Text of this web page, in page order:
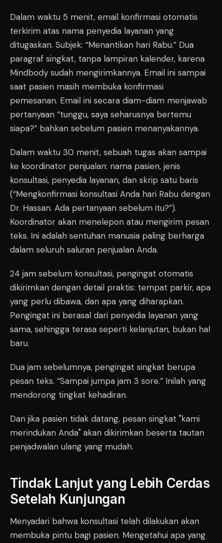
Dalam waktu 5 menit, email konfirmasi otomatis
terkirim atas nama penyedia layanan yang
ditugaskan. Subjek: “Menantikan hari Rabu.” Dua
paragraf singkat, tanpa lampiran kalender, karena
Mindbody sudah mengirimkannya. Email ini sampai
saat pasien masih membuka konfirmasi
pemesanan. Email ini secara diam-diam menjawab
pertanyaan “tunggu, saya seharusnya bertemu
siapa?” bahkan sebelum pasien menanyakannya.
Dalam waktu 30 menit, sebuah tugas akan sampai
ke koordinator penjualan: nama pasien, jenis
konsultasi, penyedia layanan, dan skrip satu baris
(“Mengkonfirmasi konsultasi Anda hari Rabu dengan
Dr. Hassan. Ada pertanyaan sebelum itu?”).
Koordinator akan menelepon atau mengirim pesan
teks. Ini adalah sentuhan manusia paling berharga
dalam seluruh saluran penjualan Anda.
24 jam sebelum konsultasi, pengingat otomatis
dikirimkan dengan detail praktis: tempat parkir, apa
yang perlu dibawa, dan apa yang diharapkan.
Pengingat ini berasal dari penyedia layanan yang
sama, sehingga terasa seperti kelanjutan, bukan hal
baru.
Dua jam sebelumnya, pengingat singkat berupa
pesan teks. “Sampai jumpa jam 3 sore.” Inilah yang
mendorong tingkat kehadiran.
Dan jika pasien tidak datang, pesan singkat "kami
merindukan Anda" akan dikirimkan beserta tautan
penjadwalan ulang yang mudah.
Tindak Lanjut yang Lebih Cerdas
Setelah Kunjungan
Menyadari bahwa konsultasi telah dilakukan akan
membuka pintu bagi pasien. Mengetahui apa yang